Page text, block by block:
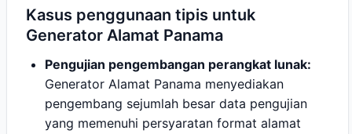
Kasus penggunaan tipis untuk
Generator Alamat Panama
Pengujian pengembangan perangkat lunak:
Generator Alamat Panama menyediakan
pengembang sejumlah besar data pengujian
yang memenuhi persyaratan format alamat